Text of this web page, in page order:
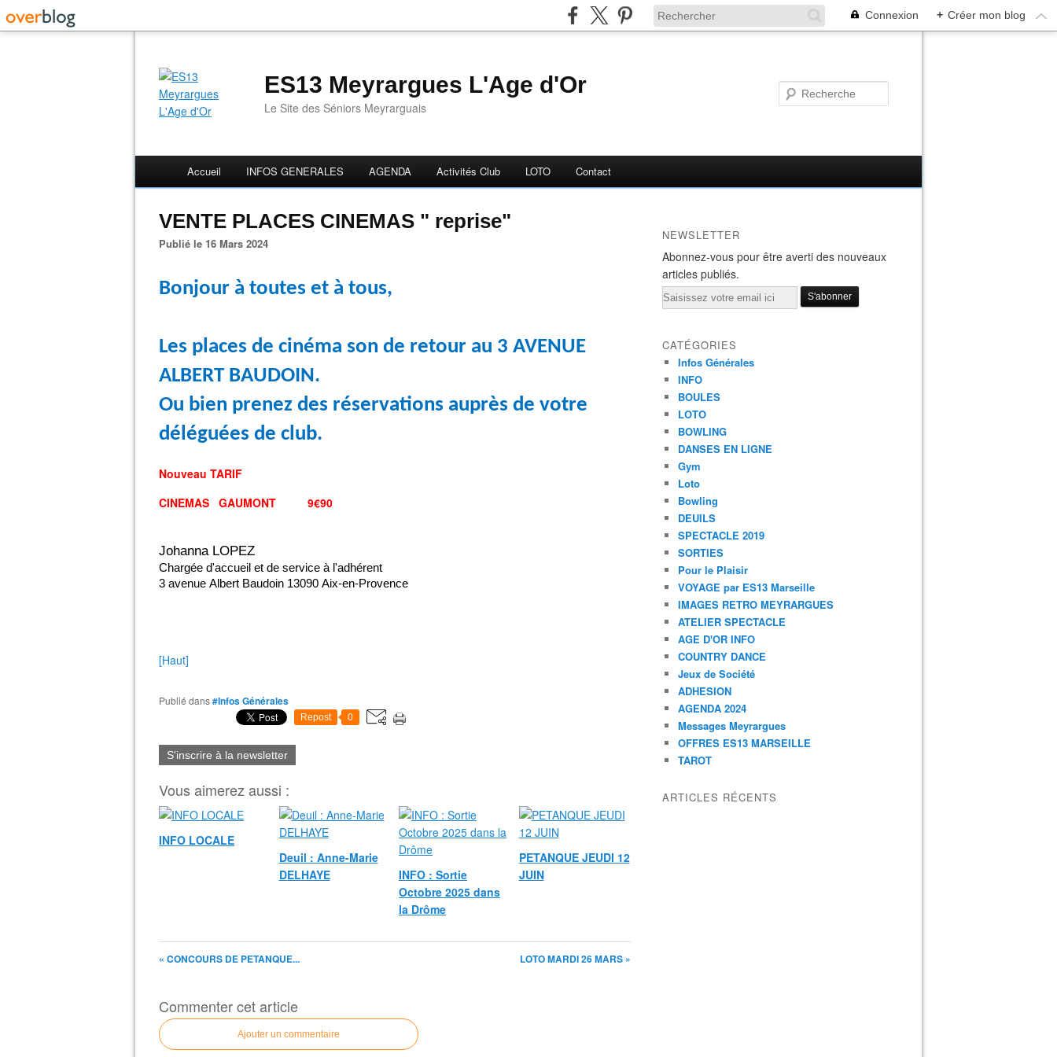
Connexion + Créer mon blog
ES13 Meyrargues L'Age d'Or
Le Site des Séniors Meyrarguais
Accueil INFOS GENERALES AGENDA Activités Club LOTO Contact
VENTE PLACES CINEMAS " reprise"
Publié le 16 Mars 2024
Bonjour à toutes et à tous,
Les places de cinéma son de retour au 3 AVENUE
ALBERT BAUDOIN.
Ou bien prenez des réservations auprès de votre
déléguées de club.
Nouveau TARIF
CINEMAS GAUMONT 9€90
Johanna LOPEZ
Chargée d'accueil et de service à l'adhérent
3 avenue Albert Baudoin 13090 Aix‑en‑Provence
[Haut]
Publié dans#Infos Générales
Repost 0
S'inscrire à la newsletter
Vous aimerez aussi :
INFO LOCALE
Deuil : Anne-Marie
DELHAYE
INFO : Sortie
Octobre 2025 dans
la Drôme
PETANQUE JEUDI 12
JUIN
« CONCOURS DE PETANQUE... LOTO MARDI 26 MARS »
Commenter cet article
Ajouter un commentaire
NEWSLETTER
Abonnez-vous pour être averti des nouveaux
articles publiés.
Email
CATÉGORIES
Infos Générales
INFO
BOULES
LOTO
BOWLING
DANSES EN LIGNE
Gym
Loto
Bowling
DEUILS
SPECTACLE 2019
SORTIES
Pour le Plaisir
VOYAGE par ES13 Marseille
IMAGES RETRO MEYRARGUES
ATELIER SPECTACLE
AGE D'OR INFO
COUNTRY DANCE
Jeux de Société
ADHESION
AGENDA 2024
Messages Meyrargues
OFFRES ES13 MARSEILLE
TAROT
ARTICLES RÉCENTS